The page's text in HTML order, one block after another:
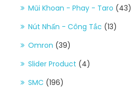
Mũi Khoan - Phay - Taro (43)
Nút Nhấn - Công Tắc (13)
Omron (39)
Slider Product (4)
SMC (196)